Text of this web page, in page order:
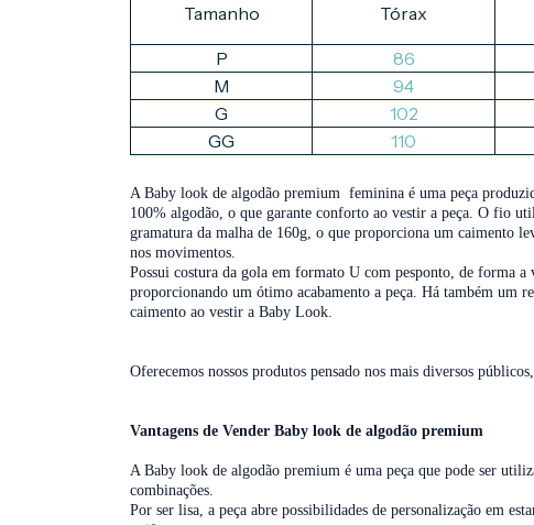
Tamanho Tórax
P 86
M
94
G
102
GG
110
A Baby look de algodão premium feminina é uma peça
100% algodão, o que garante conforto ao vestir a peça. O fio
gramatura da malha de 160g, o que proporciona um caimento
nos movimentos.
Possui costura da gola em formato U com pesponto, de forma
proporcionando um ótimo acabamento a peça. Há também um
caimento ao vestir a Baby Look.
Oferecemos nossos produtos pensado nos mais diversos
Vantagens de Vender Baby look de algodão premium
A Baby look de algodão premium é uma peça que pode ser
combinações.
Por ser lisa, a peça abre possibilidades de personalização em